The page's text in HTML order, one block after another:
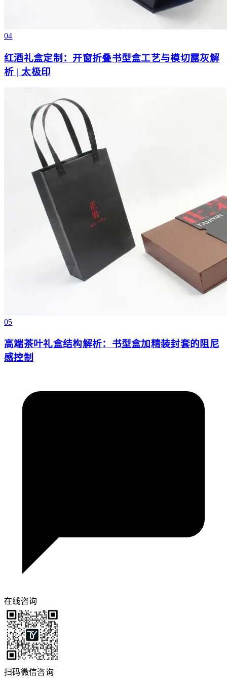
04
红酒礼盒定制：开窗折叠书型盒工艺与模切露灰解
析 | 太极印
05
高端茶叶礼盒结构解析：书型盒加精装封套的阻尼
感控制
在线咨询
扫码微信咨询